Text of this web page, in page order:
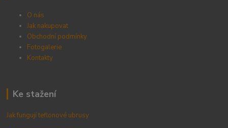
O nás
Jak nakupovat
Obchodní podmínky
Fotogalerie
Kontakty
Ke stažení
Jak fungují teflonové ubrusy